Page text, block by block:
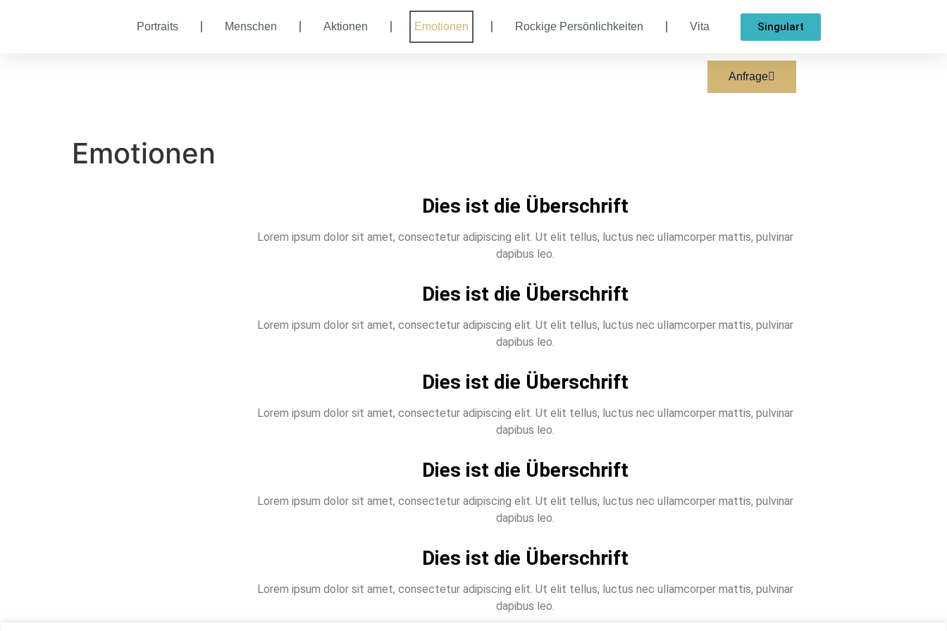
Portraits Menschen Aktionen Emotionen Rockige Persönlichkeiten Vita Singulart
Anfrage
Emotionen
Dies ist die Überschrift
Lorem ipsum dolor sit amet, consectetur adipiscing elit. Ut elit tellus, luctus nec ullamcorper mattis, pulvinar
dapibus leo.
Dies ist die Überschrift
Lorem ipsum dolor sit amet, consectetur adipiscing elit. Ut elit tellus, luctus nec ullamcorper mattis, pulvinar
dapibus leo.
Dies ist die Überschrift
Lorem ipsum dolor sit amet, consectetur adipiscing elit. Ut elit tellus, luctus nec ullamcorper mattis, pulvinar
dapibus leo.
Dies ist die Überschrift
Lorem ipsum dolor sit amet, consectetur adipiscing elit. Ut elit tellus, luctus nec ullamcorper mattis, pulvinar
dapibus leo.
Dies ist die Überschrift
Lorem ipsum dolor sit amet, consectetur adipiscing elit. Ut elit tellus, luctus nec ullamcorper mattis, pulvinar
dapibus leo.